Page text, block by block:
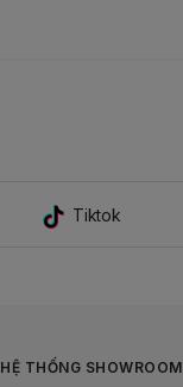
Tiktok
HỆ THỐNG SHOWROOM